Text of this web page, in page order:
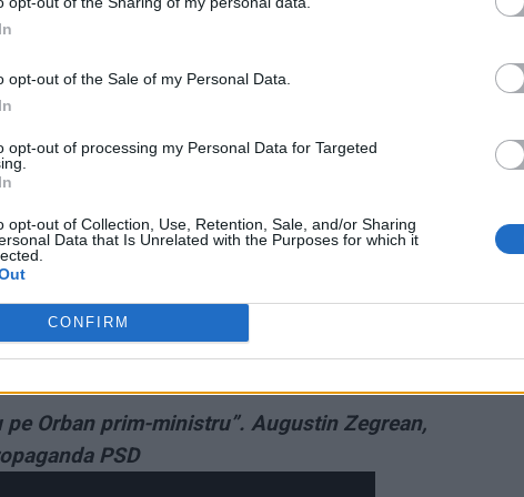
opt-out of the Sale of my Personal Data.
opt-out of processing my Personal Data for Targeted
opt-out of Collection, Use, Retention, Sale, and/or Sharing
Data that Is Unrelated with the Purposes for which it
CONFIRM
tipic PSD-ist în bunurile jurnalistelor, fără nicio
PSD.
să cultivi hoţia şi printre angajaţii de la partid, asta
din afacerile lor şi vor returna sumele oricum mici
de ani, de când fură românii la buzunare prin politică
o donație AICI. Vă mulțumim!
Orban prim-ministru”. Augustin Zegrean,
PSD